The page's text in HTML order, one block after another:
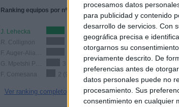
procesamos datos
para publicidad y contenido
desarrollo de servicios. Con
geográfica precisa e
otorgarnos su
previamente descrito. De
preferencias antes de
datos personales puede no
procesamiento. Sus
consentimiento en cualquier
Ranking equipos por nº de partidos
J. Lehecka
R. Collignon
4 (18.18%)
4 (18.18%)
3 (13.64%)
F. Comesana
2 (9.09%)
Ver ranking completo